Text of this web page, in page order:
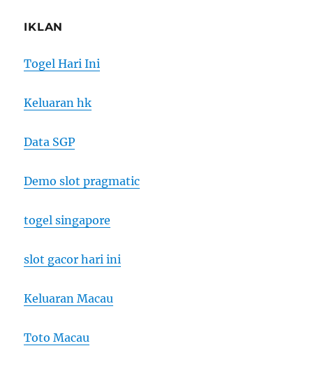
IKLAN
Togel Hari Ini
Keluaran hk
Data SGP
Demo slot pragmatic
togel singapore
slot gacor hari ini
Keluaran Macau
Toto Macau